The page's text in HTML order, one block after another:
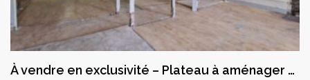
À vendre en exclusivité – Plateau à aménager – Boën-sur-Lignon